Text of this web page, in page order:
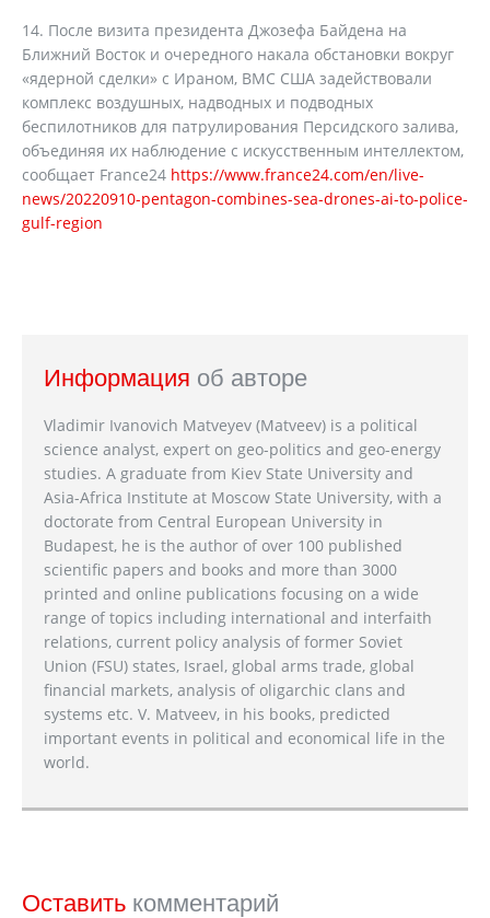
14. После визита президента Джозефа Байдена на
Ближний Восток и очередного накала обстановки вокруг
«ядерной сделки» с Ираном, ВМС США задействовали
комплекс воздушных, надводных и подводных
беспилотников для патрулирования Персидского залива,
объединяя их наблюдение с искусственным интеллектом,
сообщает France24 https://www.france24.com/en/live-
news/20220910-pentagon-combines-sea-drones-ai-to-police-
gulf-region
Информация об авторе
Vladimir Ivanovich Matveyev (Matveev) is a political
science analyst, expert on geo-politics and geo-energy
studies. A graduate from Kiev State University and
Asia-Africa Institute at Moscow State University, with a
doctorate from Central European University in
Budapest, he is the author of over 100 published
scientific papers and books and more than 3000
printed and online publications focusing on a wide
range of topics including international and interfaith
relations, current policy analysis of former Soviet
Union (FSU) states, Israel, global arms trade, global
financial markets, analysis of oligarchic clans and
systems etc. V. Matveev, in his books, predicted
important events in political and economical life in the
world.
Оставить комментарий